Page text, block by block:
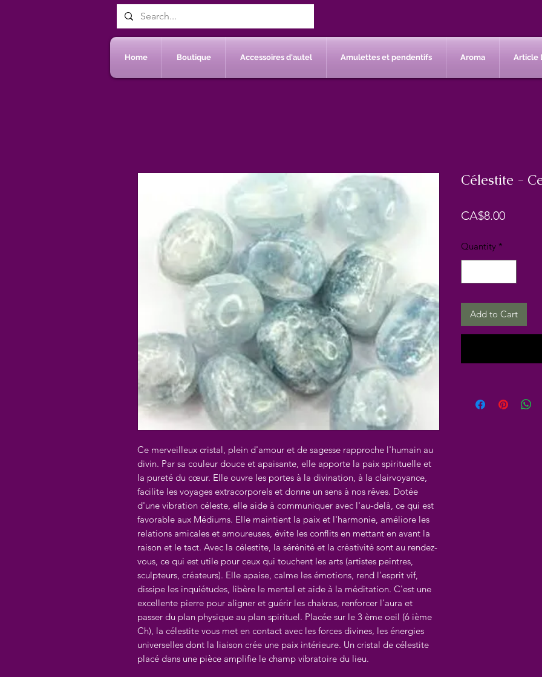
Home Boutique Accessoires d'autel Amulettes et pendentifs Aroma Article
Ce merveilleux cristal, plein d'amour et de sagesse rapproche l'humain au
divin. Par sa couleur douce et apaisante, elle apporte la paix spirituelle et
la pureté du cœur. Elle ouvre les portes à la divination, à la clairvoyance,
facilite les voyages extracorporels et donne un sens à nos rêves. Dotée
d'une vibration céleste, elle aide à communiquer avec l'au-delà, ce qui est
favorable aux Médiums. Elle maintient la paix et l'harmonie, améliore les
relations amicales et amoureuses, évite les conflits en mettant en avant la
raison et le tact. Avec la célestite, la sérénité et la créativité sont au rendez-
vous, ce qui est utile pour ceux qui touchent les arts (artistes peintres,
sculpteurs, créateurs). Elle apaise, calme les émotions, rend l'esprit vif,
dissipe les inquiétudes, libère le mental et aide à la méditation. C'est une
excellente pierre pour aligner et guérir les chakras, renforcer l'aura et
passer du plan physique au plan spirituel. Placée sur le 3 ème oeil (6 ième
Ch), la célestite vous met en contact avec les forces divines, les énergies
universelles dont la liaison crée une paix intérieure. Un cristal de célestite
placé dans une pièce amplifie le champ vibratoire du lieu.
Célestite -
CA$8.00Price
Quantity *
Add to Cart